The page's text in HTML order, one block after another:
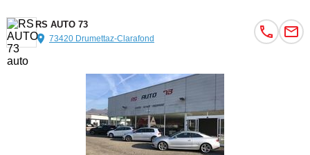
RS AUTO 73
73420 Drumettaz-Clarafond